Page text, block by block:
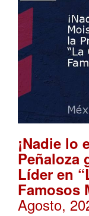
¡Nadie lo
Peñaloza
Líder en
Famosos
Agosto,